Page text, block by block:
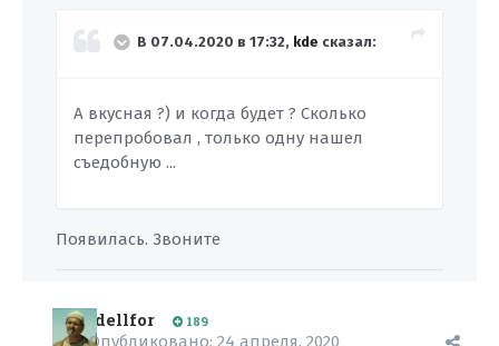
В 07.04.2020 в 17:32, kde сказал:
А вкусная ?) и когда будет ? Сколько
перепробовал , только одну нашел
съедобную ...
Появилась. Звоните
dellfor 189
Опубликовано: 24 апреля, 2020